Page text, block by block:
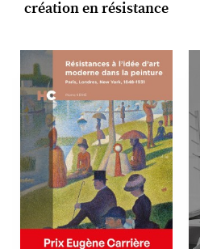
création en résistance